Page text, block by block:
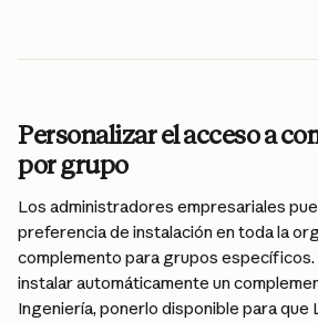
Personalizar el acceso a
por grupo
Los administradores empresariales
preferencia de instalación en toda la
complemento para grupos específicos.
instalar automáticamente un
Ingeniería, ponerlo disponible para que